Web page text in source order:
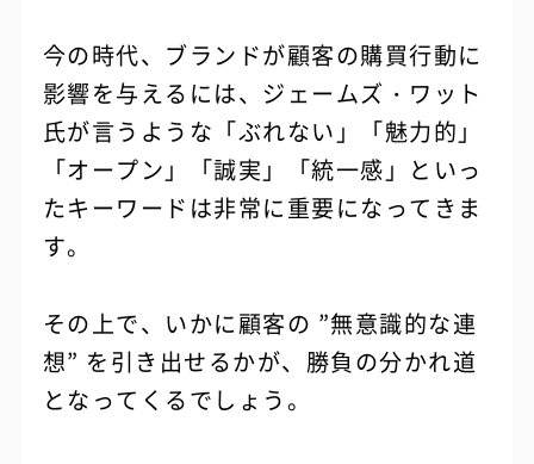
今の時代、ブランドが顧客の購買行動に
影響を与えるには、ジェームズ・ワット
氏が言うような「ぶれない」「魅力的」
「オープン」「誠実」「統一感」といっ
たキーワードは非常に重要になってきま
す。
その上で、いかに顧客の ”無意識的な連
想” を引き出せるかが、勝負の分かれ道
となってくるでしょう。